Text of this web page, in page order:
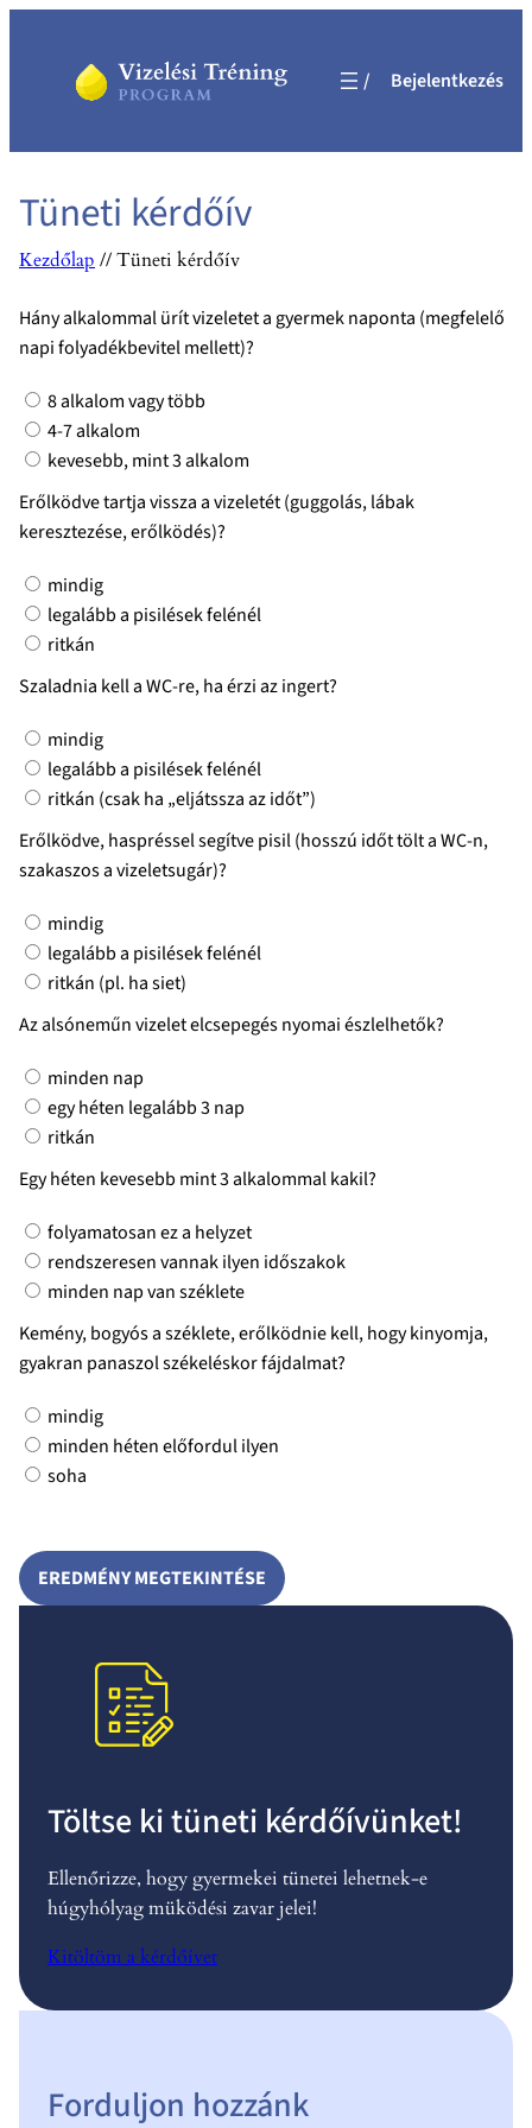
tartalomhoz
Bejelentkezés
Tüneti kérdőív
Kezdőlap //Tüneti kérdőív
Hány alkalommal ürít vizeletet a gyermek naponta (megfelelő
napi folyadékbevitel mellett)?
8 alkalom vagy több
4-7 alkalom
kevesebb, mint 3 alkalom
Erőlködve tartja vissza a vizeletét (guggolás, lábak
keresztezése, erőlködés)?
mindig
legalább a pisilések felénél
ritkán
Szaladnia kell a WC-re, ha érzi az ingert?
mindig
legalább a pisilések felénél
ritkán (csak ha „eljátssza az időt”)
Erőlködve, haspréssel segítve pisil (hosszú időt tölt a WC-n,
szakaszos a vizeletsugár)?
mindig
legalább a pisilések felénél
ritkán (pl. ha siet)
Az alsóneműn vizelet elcsepegés nyomai észlelhetők?
minden nap
egy héten legalább 3 nap
ritkán
Egy héten kevesebb mint 3 alkalommal kakil?
folyamatosan ez a helyzet
rendszeresen vannak ilyen időszakok
minden nap van széklete
Kemény, bogyós a széklete, erőlködnie kell, hogy kinyomja,
gyakran panaszol székeléskor fájdalmat?
mindig
minden héten előfordul ilyen
soha
Töltse ki tüneti kérdőívünket!
Ellenőrizze, hogy gyermekei tünetei lehetnek-e
húgyhólyag müködési zavar jelei!
Kitöltöm a kérdőívet
Forduljon hozzánk